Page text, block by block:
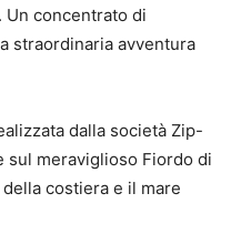
Un concentrato di
straordinaria avventura
dalla società Zip-
sul meraviglioso Fiordo di
costiera e il mare